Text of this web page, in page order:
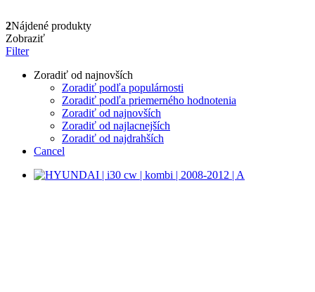
2Nájdené produkty
Zobraziť
Filter
Zoradiť od najnovších
Zoradiť podľa populárnosti
Zoradiť podľa priemerného hodnotenia
Zoradiť od najnovších
Zoradiť od najlacnejších
Zoradiť od najdrahších
Cancel